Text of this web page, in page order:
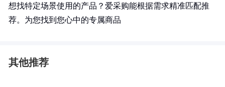
想找特定场景使用的产品？爱采购能根据需求精准匹配推
荐。为您找到您心中的专属商品
其他推荐